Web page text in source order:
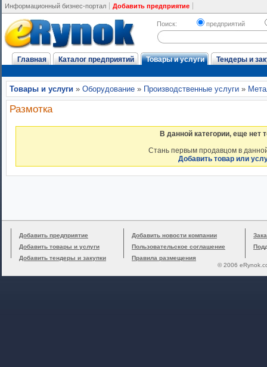
Информационный бизнес-портал Добавить предприятие
Поиск: предприятий
Главная Каталог предприятий Товары и услуги Тендеры и
Товары и услуги » Оборудование » Производственные услуги »
Размотка
В данной категории, еще нет
Стань первым продавцом в
Добавить товар или
Добавить предприятие
Добавить товары и услуги
Добавить тендеры и закупки
Добавить новости компании
Пользовательское соглашение
Правила размещения
© 2006